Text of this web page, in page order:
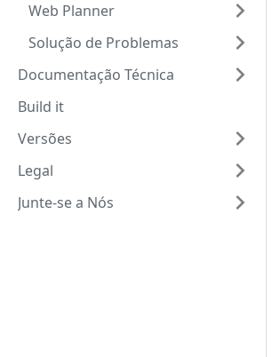
Web Planner
Solução de Problemas
Documentação Técnica
Build it
Versões
Legal
Junte-se a Nós